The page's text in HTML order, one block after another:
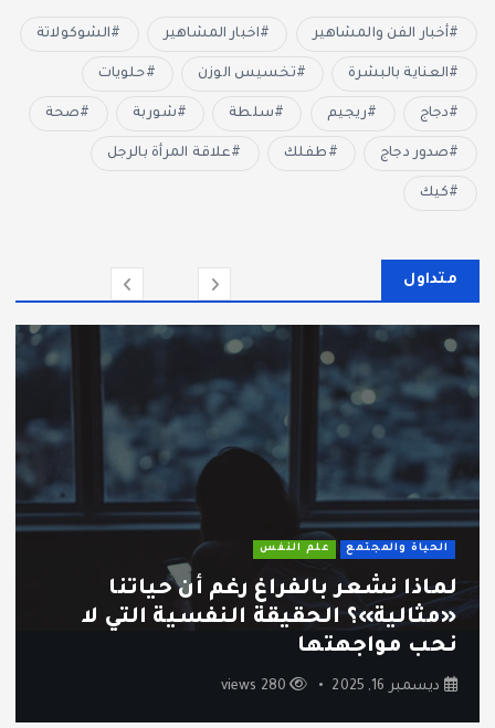
أخبار الفن والمشاهير اخبار المشاهير الشوكولاتة
العناية بالبشرة تخسيس الوزن حلويات
دجاج ريجيم سلطة شوربة صحة
صدور دجاج طفلك علاقة المرأة بالرجل
كيك
متداول
الحياة والمجتمع علم النفس
لماذا نشعر بالفراغ رغم أن حياتنا
«مثالية»؟ الحقيقة النفسية التي لا
نحب مواجهتها
ديسمبر 16, 2025 280 views